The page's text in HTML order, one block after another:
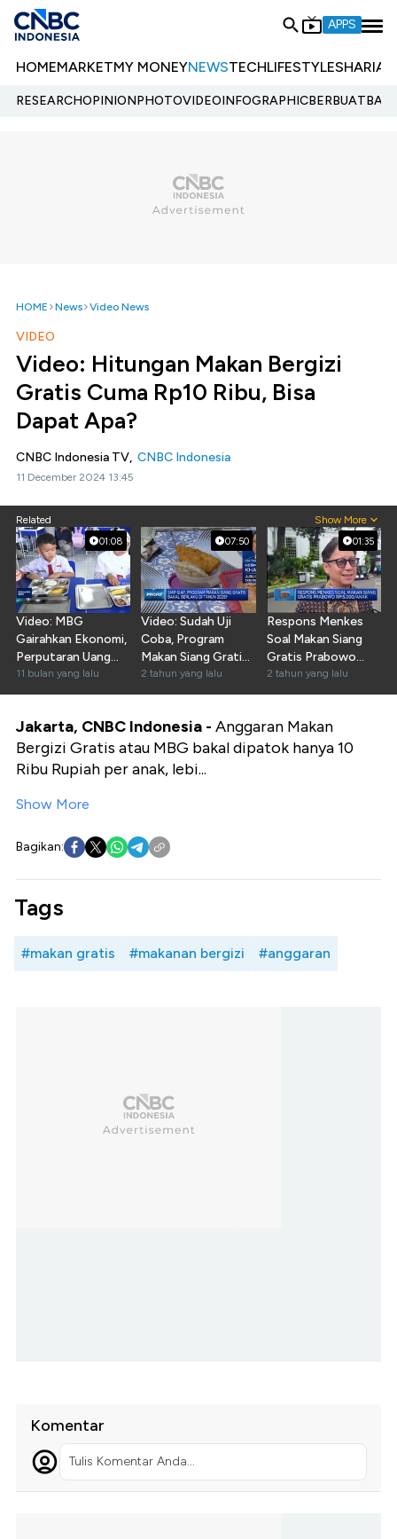
APPS
HOMEMARKETMY MONEYNEWSTECHLIFESTYLESHARIA
RESEARCHOPINIONPHOTOVIDEOINFOGRAPHIC
HOME News Video News
VIDEO
Video: Hitungan Makan Bergizi
Gratis Cuma Rp10 Ribu, Bisa
Dapat Apa?
CNBC Indonesia TV, CNBC Indonesia
11 December 2024 13:45
Related Show More
01:08
Video: MBG
Gairahkan Ekonomi,
Perputaran Uang
Tembus Rp28
Triliun
11 bulan yang lalu
07:50
Video: Sudah Uji
Coba, Program
Makan Siang Gratis
Bakal Berlaku 2025?
2 tahun yang lalu
01:35
Respons Menkes
Soal Makan Siang
Gratis Prabowo
Rp15.000/Anak
2 tahun yang lalu
Jakarta, CNBC Indonesia - Anggaran Makan
Bergizi Gratis atau MBG bakal dipatok hanya 10
Ribu Rupiah per anak, lebi...
Show More
Bagikan:
Tags
#makan gratis #makanan bergizi #anggaran
Komentar
Tulis Komentar Anda...